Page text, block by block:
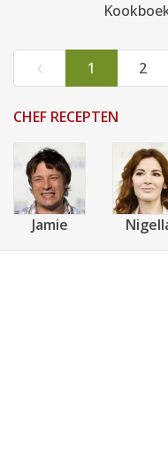
‹ 1 2
CHEF RECEPTEN
Jamie